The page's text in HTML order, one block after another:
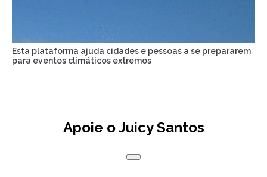
Esta plataforma ajuda cidades e pessoas a se prepararem
para eventos climáticos extremos
Apoie o Juicy Santos